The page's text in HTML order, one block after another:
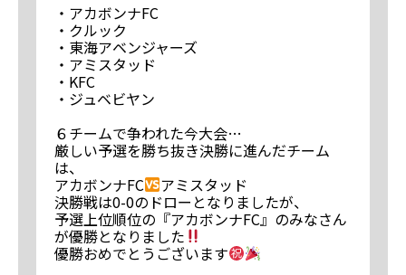
・アカボンナFC
・クルック
・東海アベンジャーズ
・アミスタッド
・KFC
・ジュベビヤン
６チームで争われた今大会…
厳しい予選を勝ち抜き決勝に進んだチーム
は、
アカボンナFC アミスタッド
決勝戦は0-0のドローとなりましたが、
予選上位順位の『アカボンナFC』のみなさん
が優勝となりました
優勝おめでとうございます